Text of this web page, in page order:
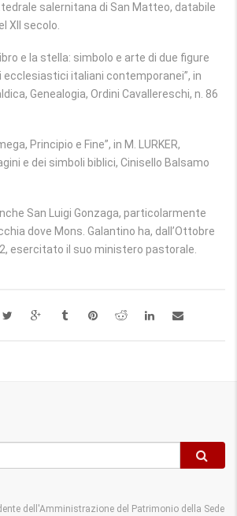
salernitana di San Matteo, databile
XII secolo.
libro e la stella: simbolo e arte di due figure
italiani contemporanei”, in
Genealogia, Ordini Cavallereschi, n. 86
Principio e Fine”, in M. LURKER,
e dei simboli biblici, Cinisello Balsamo
San Luigi Gonzaga, particolarmente
dove Mons. Galantino ha, dall’Ottobre
esercitato il suo ministero pastorale.
dell'Amministrazione del Patrimonio della Sede